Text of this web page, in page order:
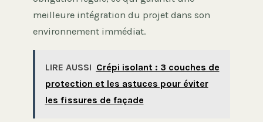
meilleure intégration du projet dans son
environnement immédiat.
LIRE AUSSI Crépi isolant : 3 couches de
protection et les astuces pour éviter
les fissures de façade